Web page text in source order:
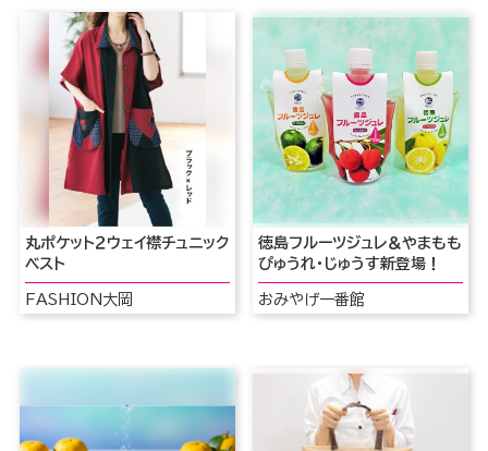
丸ポケット２ウェイ襟チュニック
ベスト
FASHION大岡
徳島フルーツジュレ＆やまもも
ぴゅうれ・じゅうす新登場！
おみやげ一番館